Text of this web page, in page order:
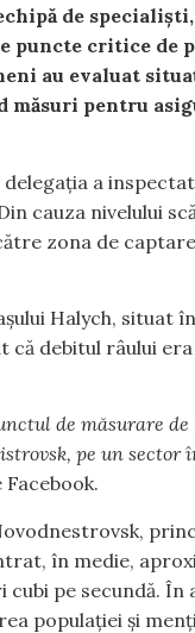
de
puncte critice
au evaluat
măsuri pentru
a
cauza nivelului
zona de
Halych, situat
debitul râului
de măsurare
pe un
în medie,
pe secundă.
populației și